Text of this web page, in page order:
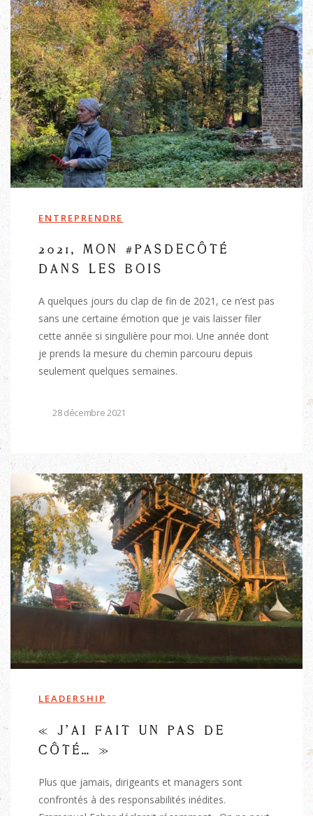
ENTREPRENDRE
2021, MON #PASDECÔTÉ
DANS LES BOIS
A quelques jours du clap de fin de 2021, ce n’est pas
sans une certaine émotion que je vais laisser filer
cette année si singulière pour moi. Une année dont
je prends la mesure du chemin parcouru depuis
seulement quelques semaines.
28 décembre 2021
LEADERSHIP
« J’AI FAIT UN PAS DE
CÔTÉ… »
Plus que jamais, dirigeants et managers sont
confrontés à des responsabilités inédites.